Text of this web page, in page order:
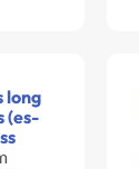
long
(es-